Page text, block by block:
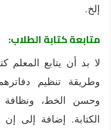
إلخ.
متابعة كتابة الطلاب:
لا بد أن يتابع المعلم
وطريقة تنظيم
وحسن الخط، ونظافة
الكتابة. إضافة إلى